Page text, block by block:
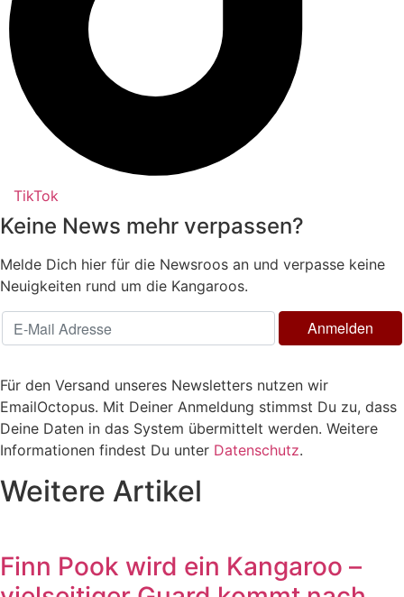
TikTok
Keine News mehr verpassen?
Melde Dich hier für die Newsroos an und verpasse keine
Neuigkeiten rund um die Kangaroos.
Für den Versand unseres Newsletters nutzen wir
EmailOctopus. Mit Deiner Anmeldung stimmst Du zu, dass
Deine Daten in das System übermittelt werden. Weitere
Informationen findest Du unter Datenschutz.
Weitere Artikel
Finn Pook wird ein Kangaroo –